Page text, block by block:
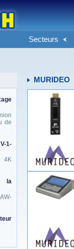
Secteurs
de
1-
4K
la
MURIDEO